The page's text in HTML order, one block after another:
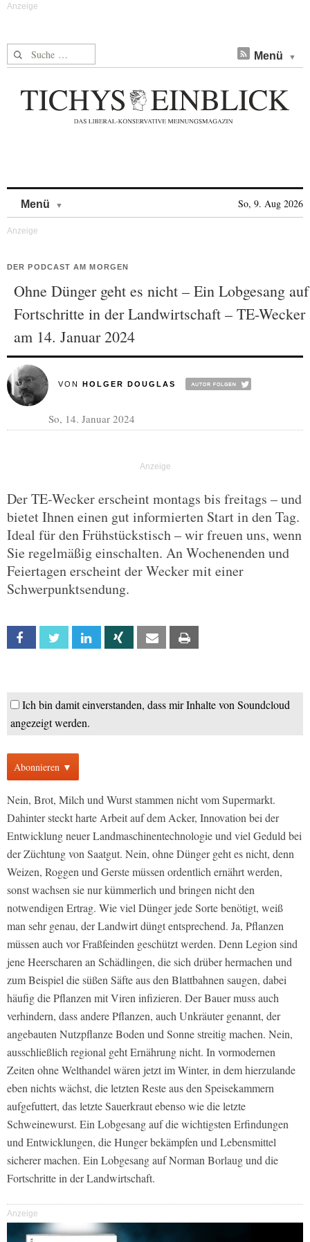
Suche nach: Menü
Menü So, 9. Aug 2026
DER PODCAST AM MORGEN
Ohne Dünger geht es nicht – Ein Lobgesang auf
Fortschritte in der Landwirtschaft – TE-Wecker
am 14. Januar 2024
VON HOLGER DOUGLAS
So, 14. Januar 2024
Der TE-Wecker erscheint montags bis freitags – und
bietet Ihnen einen gut informierten Start in den Tag.
Ideal für den Frühstückstisch – wir freuen uns, wenn
Sie regelmäßig einschalten. An Wochenenden und
Feiertagen erscheint der Wecker mit einer
Schwerpunktsendung.
Facebook Twitter Linkedin Xing Email
Ich bin damit einverstanden, dass mir Inhalte von Soundcloud
angezeigt werden.
Abonnieren ▼
Nein, Brot, Milch und Wurst stammen nicht vom Supermarkt.
Dahinter steckt harte Arbeit auf dem Acker, Innovation bei der
Entwicklung neuer Landmaschinentechnologie und viel Geduld bei
der Züchtung von Saatgut. Nein, ohne Dünger geht es nicht, denn
Weizen, Roggen und Gerste müssen ordentlich ernährt werden,
sonst wachsen sie nur kümmerlich und bringen nicht den
notwendigen Ertrag. Wie viel Dünger jede Sorte benötigt, weiß
man sehr genau, der Landwirt düngt entsprechend. Ja, Pflanzen
müssen auch vor Fraßfeinden geschützt werden. Denn Legion sind
jene Heerscharen an Schädlingen, die sich drüber hermachen und
zum Beispiel die süßen Säfte aus den Blattbahnen saugen, dabei
häufig die Pflanzen mit Viren infizieren. Der Bauer muss auch
verhindern, dass andere Pflanzen, auch Unkräuter genannt, der
angebauten Nutzpflanze Boden und Sonne streitig machen. Nein,
ausschließlich regional geht Ernährung nicht. In vormodernen
Zeiten ohne Welthandel wären jetzt im Winter, in dem hierzulande
eben nichts wächst, die letzten Reste aus den Speisekammern
aufgefuttert, das letzte Sauerkraut ebenso wie die letzte
Schweinewurst. Ein Lobgesang auf die wichtigsten Erfindungen
und Entwicklungen, die Hunger bekämpfen und Lebensmittel
sicherer machen. Ein Lobgesang auf Norman Borlaug und die
Fortschritte in der Landwirtschaft.
Anzeige